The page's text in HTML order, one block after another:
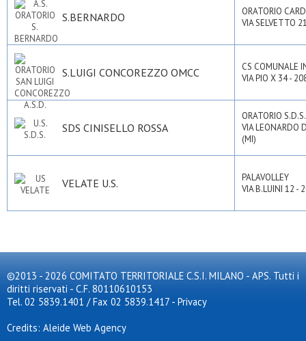
S.BERNARDO
ORATORIO
VIA SELVETTO
S.LUIGI CONCOREZZO OMCC
CS COMUNALE
VIA PIO X 34 -
SDS CINISELLO ROSSA
ORATORIO S.D.S.
VIA LEONARDO
(MI)
VELATE U.S.
PALAVOLLEY
VIA B.LUINI 12 -
©2013 - 2026 COMITATO TERRITORIALE C.S.I. MILANO - APS. Tutti i
diritti riservati - C.F. 80110610153
Tel. 02 5839.1401 / Fax 02 5839.1417 - Privacy
Credits: Aleide Web Agency